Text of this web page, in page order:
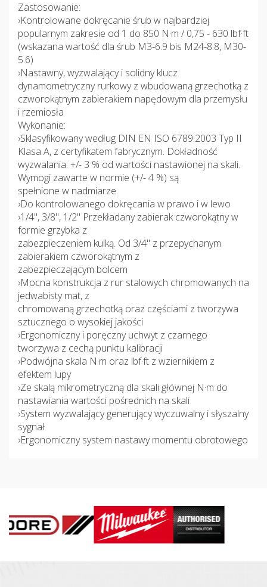
Zastosowanie:
›Kontrolowane dokręcanie śrub w najbardziej
popularnym zakresie od 1 do 850 N·m / 0,75 - 630 lbf·ft
(wskazana wartość dla śrub M3-6.9 bis M24-8.8, M30-
5.6)
›Nastawny, wyzwalający i solidny klucz
dynamometryczny rurkowy z wbudowaną grzechotką z
czworokątnym zabierakiem napędowym dla przemysłu
i rzemiosła
Wykonanie:
›Sklasyfikowany według DIN EN ISO 6789:2003 Typ II
Klasa A, z certyfikatem fabrycznym. Dokładność
wyzwalania: +/- 3 % od wartości nastawionej na skali.
Wymogi zawarte w normie (+/- 4 %) są
spełnione w nadmiarze.
›Do kontrolowanego dokręcania w prawo i w lewo
›1/4", 3/8", 1/2" Przekładany zabierak czworokątny w
formie grzybka z
zabezpieczeniem kulką. Od 3/4" z przepychanym
zabierakiem czworokątnym z
zabezpieczającym bolcem
›Mocna konstrukcja z rur stalowych chromowanych na
jedwabisty mat, z
chromowaną grzechotką oraz częściami z tworzywa
sztucznego o wysokiej jakości
›Ergonomiczny i poręczny uchwyt z czarnego
tworzywa z cechą punktu kalibracji
›Podwójna skala N·m oraz lbf·ft z wziernikiem z
efektem lupy
›Ze skalą mikrometryczną dla skali głównej N·m do
nastawiania wartości pośrednich na skali
›System wyzwalający generujący wyczuwalny i słyszalny
sygnał
›Ergonomiczny system nastawy momentu obrotowego